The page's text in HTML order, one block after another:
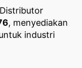
, menyediakan
industri